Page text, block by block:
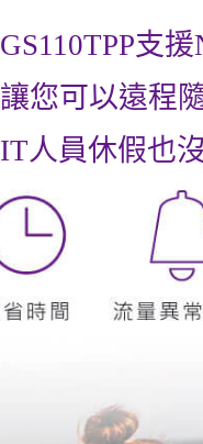
GS110TPP支
讓您可以遠程
IT人員休假也